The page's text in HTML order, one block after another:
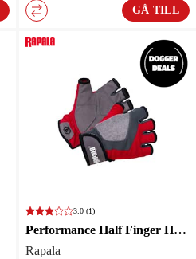
GÅ TILL
3.0 (1)
Performance Half Finger Handskar
Rapala